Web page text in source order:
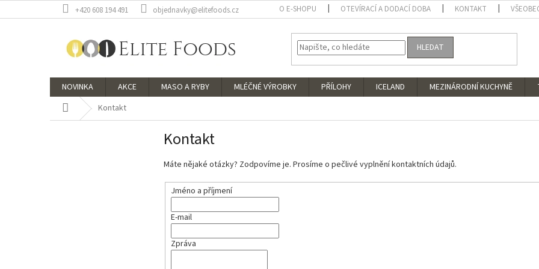
na
+420 608 194 491 objednavky@elitefoods.cz O E-SHOPU OTEVÍRACÍ A DODACÍ DOBA KONTAKT
HLEDAT
NOVINKA AKCE MASO A RYBY MLÉČNÉ VÝROBKY PŘÍLOHY ICELAND MEZINÁRODNÍ KUCHYNĚ
Domů Kontakt
Kontakt
Máte nějaké otázky? Zodpovíme je. Prosíme o pečlivé vyplnění kontaktních údajů.
Jméno a příjmení
E-mail
Zpráva